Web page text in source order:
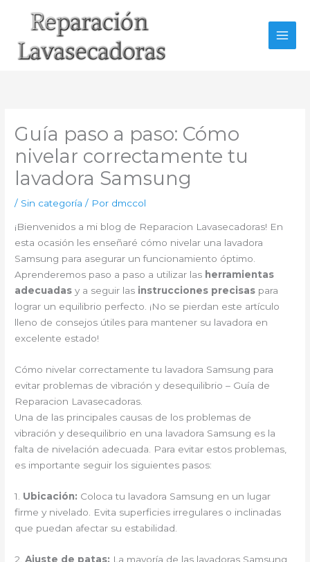
Guía paso a paso: Cómo
nivelar correctamente tu
lavadora Samsung
/ Sin categoría / Por dmccol
¡Bienvenidos a mi blog de Reparacion Lavasecadoras! En
esta ocasión les enseñaré cómo nivelar una lavadora
Samsung para asegurar un funcionamiento óptimo.
Aprenderemos paso a paso a utilizar las herramientas
adecuadas y a seguir las instrucciones precisas para
lograr un equilibrio perfecto. ¡No se pierdan este artículo
lleno de consejos útiles para mantener su lavadora en
excelente estado!
Cómo nivelar correctamente tu lavadora Samsung para
evitar problemas de vibración y desequilibrio – Guía de
Reparacion Lavasecadoras.
Una de las principales causas de los problemas de
vibración y desequilibrio en una lavadora Samsung es la
falta de nivelación adecuada. Para evitar estos problemas,
es importante seguir los siguientes pasos:
1. Ubicación: Coloca tu lavadora Samsung en un lugar
firme y nivelado. Evita superficies irregulares o inclinadas
que puedan afectar su estabilidad.
2.Ajuste de patas: La mayoría de las lavadoras Samsung